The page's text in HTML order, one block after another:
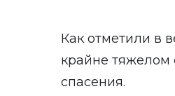
Как отметили в
крайне тяжелом
спасения.